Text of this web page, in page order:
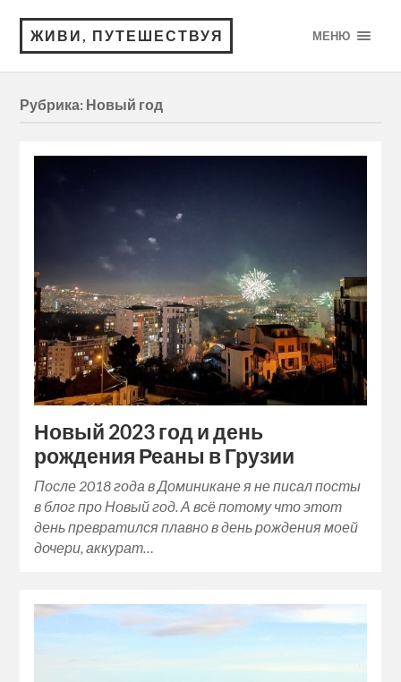
ЖИВИ, ПУТЕШЕСТВУЯ МЕНЮ
Рубрика: Новый год
Новый 2023 год и день
рождения Реаны в Грузии
После 2018 года в Доминикане я не писал посты
в блог про Новый год. А всё потому что этот
день превратился плавно в день рождения моей
дочери, аккурат…